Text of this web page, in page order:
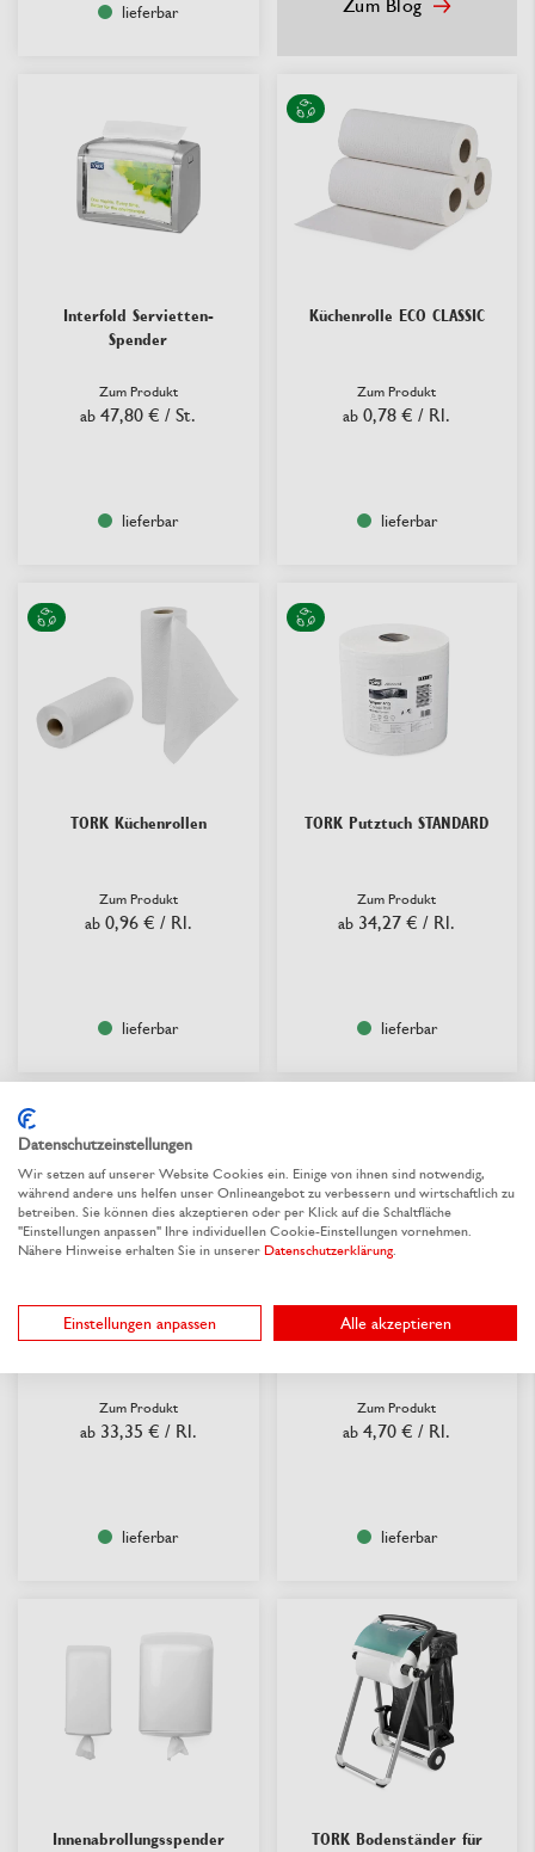
lieferbar Zum Blog
Interfold Servietten-
Spender
Zum Produkt
ab 47,80 € / St.
lieferbar
Küchenrolle ECO CLASSIC
Zum Produkt
ab 0,78 € / Rl.
lieferbar
TORK Küchenrollen
Zum Produkt
ab 0,96 € / Rl.
lieferbar
TORK Putztuch STANDARD
Zum Produkt
ab 34,27 € / Rl.
lieferbar
TORK Putztuch UNIVERSAL
Zum Produkt
ab 33,35 € / Rl.
lieferbar
Papierhandtuch-Rolle 2-
Zum Produkt
ab 4,70 € / Rl.
lieferbar
Innenabrollungsspender
TORK Bodenständer für
Datenschutzeinstellungen
Wir setzen auf unserer Website Cookies ein. Einige von ihnen sind notwendig,
während andere uns helfen unser Onlineangebot zu verbessern und wirtschaftlich zu
betreiben. Sie können dies akzeptieren oder per Klick auf die Schaltfläche
"Einstellungen anpassen" Ihre individuellen Cookie-Einstellungen vornehmen.
Nähere Hinweise erhalten Sie in unserer Datenschutzerklärung
Einstellungen anpassen Alle akzeptieren